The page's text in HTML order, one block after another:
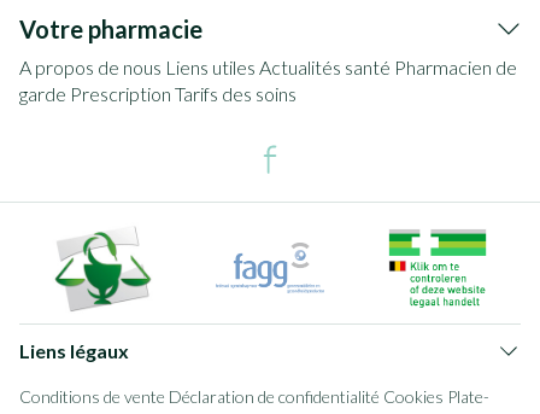
Votre pharmacie
A propos de nous Liens utiles Actualités santé Pharmacien de
garde Prescription Tarifs des soins
Liens légaux
Conditions de vente Déclaration de confidentialité Cookies Plate-